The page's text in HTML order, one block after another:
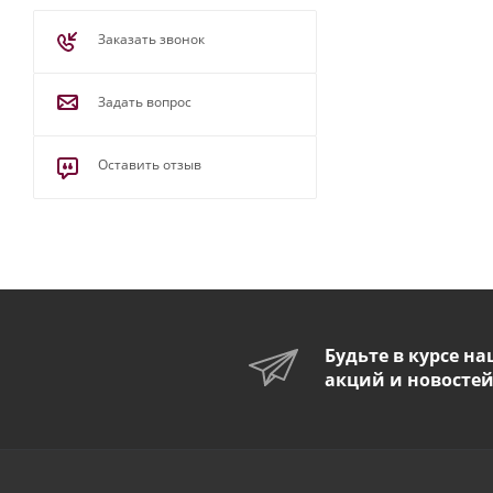
Заказать звонок
Задать вопрос
Оставить отзыв
Будьте в курсе
акций и новостей